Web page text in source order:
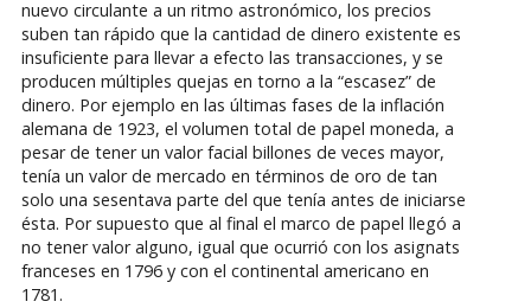
nuevo circulante a un ritmo astronómico, los precios
suben tan rápido que la cantidad de dinero existente es
insuficiente para llevar a efecto las transacciones, y se
producen múltiples quejas en torno a la “escasez” de
dinero. Por ejemplo en las últimas fases de la inflación
alemana de 1923, el volumen total de papel moneda, a
pesar de tener un valor facial billones de veces mayor,
tenía un valor de mercado en términos de oro de tan
solo una sesentava parte del que tenía antes de iniciarse
ésta. Por supuesto que al final el marco de papel llegó a
no tener valor alguno, igual que ocurrió con los asignats
franceses en 1796 y con el continental americano en
1781.